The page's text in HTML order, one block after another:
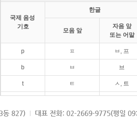
국제 음성
기호
한글
모음 앞
자음 앞
또는 어말
p ㅍ ㅂ, 프
b ㅂ 브
t ㅌ ㅅ, 트
k ㅋ ㄱ, 크
동 827) 대표 전화: 02-2669-9775(평일